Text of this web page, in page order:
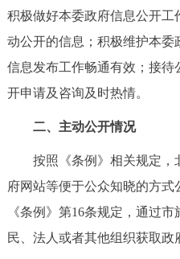
政策兑现 政
决策公开 专
政务服务
便民服务 利
中介服务 阳
积极做好本委政府信息公开
动公开的信息；积极维护本
信息发布工作畅通有效；接
开申请及咨询及时热情。
二、主动公开情况
按照《条例》相关规定，
府网站等便于公众知晓的方
《条例》第16条规定，通过
民、法人或者其他组织获取政